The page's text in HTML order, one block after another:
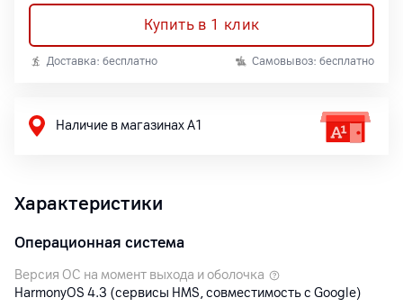
Купить в 1 клик
Доставка: бесплатно Самовывоз: бесплатно
Наличие в магазинах А1
Характеристики
Операционная система
Версия ОС на момент выхода и оболочка
HarmonyOS 4.3 (сервисы HMS, совместимость с Google)